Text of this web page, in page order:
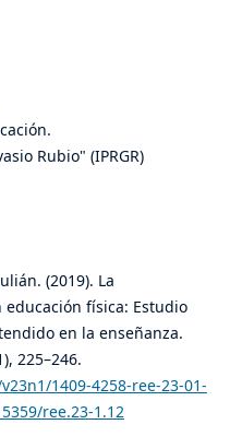
Rubio" (IPRGR)
(2019). La
física: Estudio
en la enseñanza.
225–246.
1409-4258-ree-23-01-
ree.23-1.12